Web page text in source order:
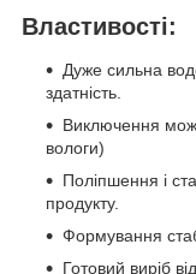
Властивості:
Дуже сильна
здатність.
Виключення
вологи)
Поліпшення і
продукту.
Формування
Готовий виріб